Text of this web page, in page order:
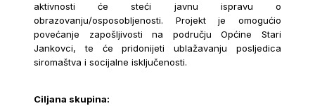
aktivnosti će steći javnu ispravu o
obrazovanju/osposobljenosti. Projekt je omogućio
povećanje zapošljivosti na području Općine Stari
Jankovci, te će pridonijeti ublažavanju posljedica
siromaštva i socijalne isključenosti.
Ciljana skupina: